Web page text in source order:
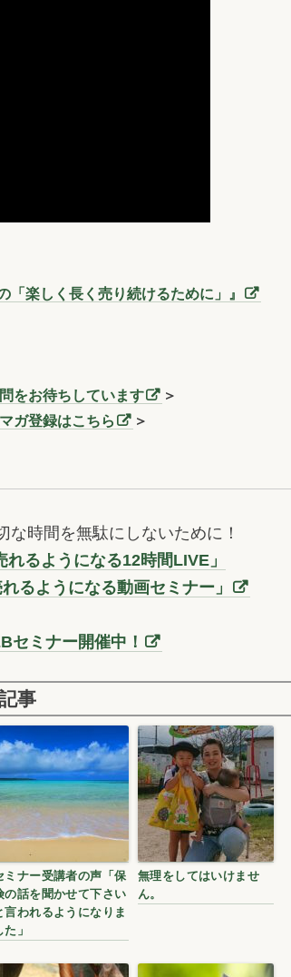
楽しく長く売り続けるために」』
をお待ちしています
＞
ガ登録はこちら ＞
な時間を無駄にしないために！
れるようになる12時間LIVE」
るようになる動画セミナー」
セミナー開催中！
事
ミナー受講者の声「保
の話を聞かせて下さい
言われるようになりま
た」
無理をしてはいけませ
ん。